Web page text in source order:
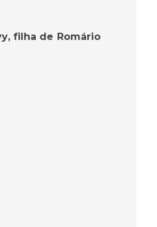
filha de Romário